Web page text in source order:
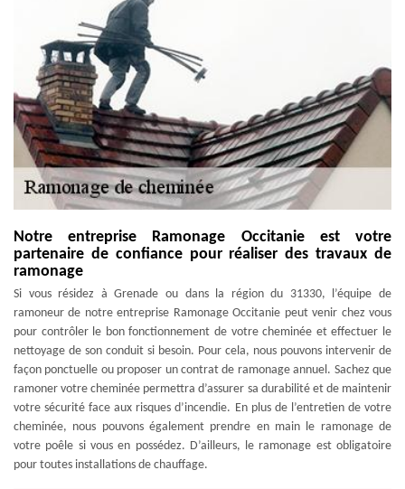
Notre entreprise Ramonage Occitanie est votre
partenaire de confiance pour réaliser des travaux de
ramonage
Si vous résidez à Grenade ou dans la région du 31330, l’équipe de
ramoneur de notre entreprise Ramonage Occitanie peut venir chez vous
pour contrôler le bon fonctionnement de votre cheminée et effectuer le
nettoyage de son conduit si besoin. Pour cela, nous pouvons intervenir de
façon ponctuelle ou proposer un contrat de ramonage annuel. Sachez que
ramoner votre cheminée permettra d’assurer sa durabilité et de maintenir
votre sécurité face aux risques d’incendie. En plus de l’entretien de votre
cheminée, nous pouvons également prendre en main le ramonage de
votre poêle si vous en possédez. D’ailleurs, le ramonage est obligatoire
pour toutes installations de chauffage.